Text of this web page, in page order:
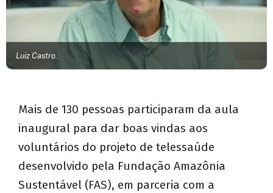
Luiz Castro.
Mais de 130 pessoas participaram da aula
inaugural para dar boas vindas aos
voluntários do projeto de telessaúde
desenvolvido pela Fundação Amazônia
Sustentável (FAS), em parceria com a